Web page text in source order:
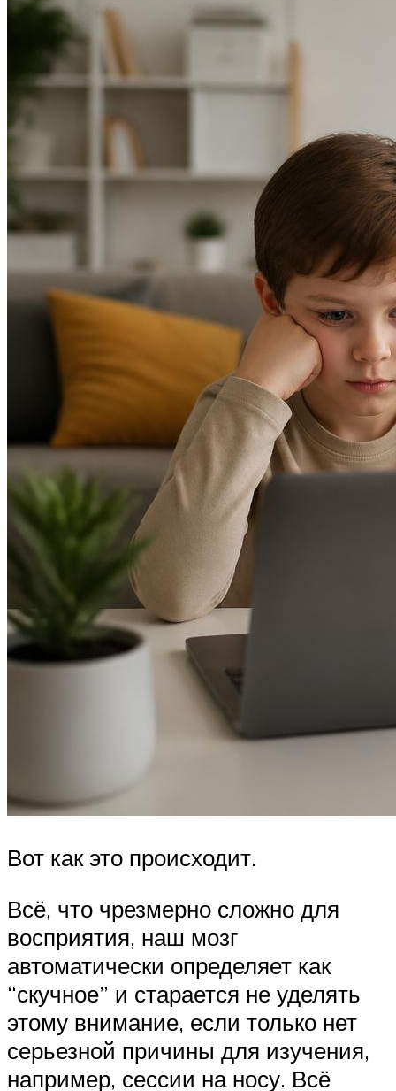
Вот как это происходит.
Всё, что чрезмерно сложно для
восприятия, наш мозг
автоматически определяет как
“скучное” и старается не уделять
этому внимание, если только нет
серьезной причины для изучения,
например, сессии на носу. Всё